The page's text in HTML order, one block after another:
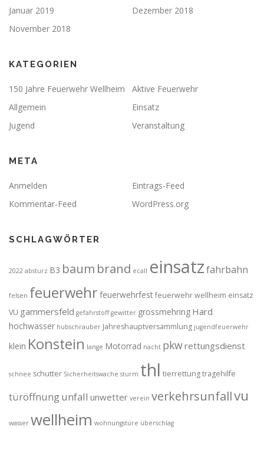
Januar 2019
Dezember 2018
November 2018
KATEGORIEN
150 Jahre Feuerwehr Wellheim
Aktive Feuerwehr
Allgemein
Einsatz
Jugend
Veranstaltung
META
Anmelden
Eintrags-Feed
Kommentar-Feed
WordPress.org
SCHLAGWÖRTER
2022 absturz B3 baum brand ecall einsatzfahrbahn
felsen feuerwehrfeuerwehrfest feuerwehr wellheim einsatz
VU gammersfeld gefahrstoff gewitter grossmehring Hard
hochwasser hubschrauber Jahreshauptversammlung jugendfeuerwehr
klein Konstein lange Motorrad nacht pkwrettungsdienst
schnee schutter Sicherheitswache sturm thl tierrettungtragehilfe
türöffnungunfall unwetter verein verkehrsunfallvu
wasser wellheim wohnungstüre überschlag